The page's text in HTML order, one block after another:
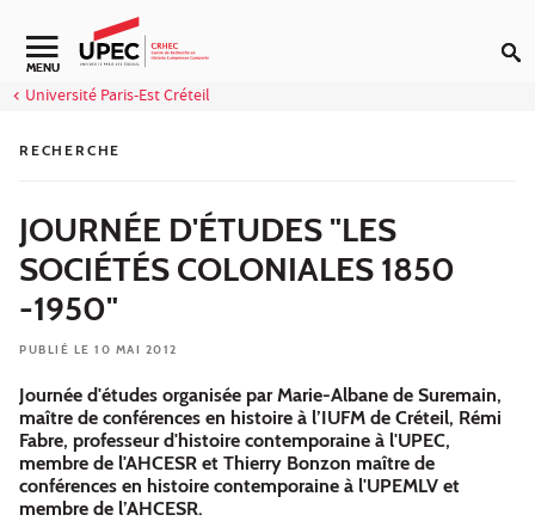
Aller au contenu
Navigation secondaire
MENU
Université Paris-Est Créteil
RECHERCHE
JOURNÉE D'ÉTUDES "LES
SOCIÉTÉS COLONIALES 1850
-1950"
PUBLIÉ LE 10 MAI 2012
Journée d'études organisée par Marie-Albane de Suremain,
maître de conférences en histoire à l’IUFM de Créteil, Rémi
Fabre, professeur d'histoire contemporaine à l'UPEC,
membre de l'AHCESR et Thierry Bonzon maître de
conférences en histoire contemporaine à l'UPEMLV et
membre de l’AHCESR.